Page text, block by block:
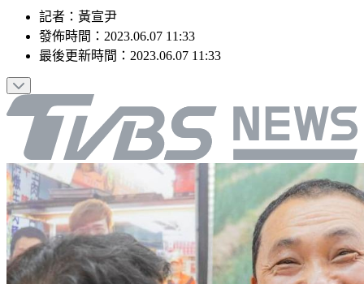
發佈時間：2023.06.07 11:33
最後更新時間：2023.06.07 11:33